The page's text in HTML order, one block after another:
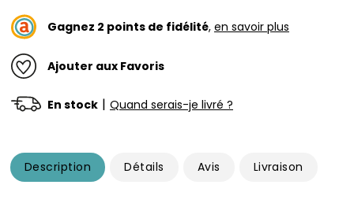
Gagnez 2 points de fidélité, en savoir plus
Ajouter aux Favoris
En stock | Quand serais-je livré ?
Description Détails Avis Livraison